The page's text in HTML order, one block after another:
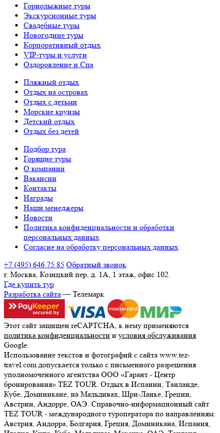
Горнолыжные туры
Экскурсионные туры
Свадебные туры
Новогодние туры
Корпоративный отдых
VIP-туры и услуги
Оздоровление и Спа
Пляжный отдых
Отдых на островах
Отдых с детьми
Морские круизы
Детский отдых
Отдых без детей
Подбор тура
Горящие туры
О компании
Вакансии
Контакты
Награды
Наши менеджеры
Новости
Политика конфиденциальности и обработки
персональных данных
Согласие на обработку персональных данных
+7 (495) 646 75 85 Обратный звонок
г. Москва, Козицкий пер, д. 1А, 1 этаж, офис 102.
Где купить тур
Разработка сайта— Телемарк
Этот сайт защищен reCAPTCHA, к нему применяются
политика конфиденциальности и условия обслуживания
Google.
Использование текстов и фотографий с сайта www.tez-
travel.com допускается только с письменного разрешения
уполномоченного агентства ООО «Гарант - Центр
бронирования» TEZ TOUR. Отдых в Испании, Таиланде,
Кубе, Доминикане, на Мальдивах, Шри-Ланке, Греции,
Австрии, Андорре, ОАЭ. Справочно-информационный сайт
TEZ TOUR - международного туроператора по направлениям:
Австрия, Андорра, Болгария, Греция, Доминикана, Испания,